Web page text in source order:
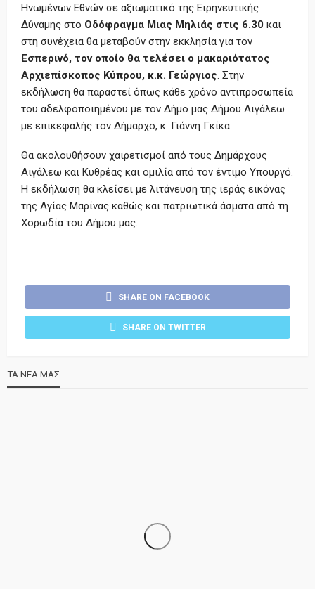
Ηνωμένων Εθνών σε αξιωματικό της Ειρηνευτικής
Δύναμης στο Οδόφραγμα Μιας Μηλιάς στις 6.30 και
στη συνέχεια θα μεταβούν στην εκκλησία για τον
Εσπερινό, τον οποίο θα τελέσει ο μακαριότατος
Αρχιεπίσκοπος Κύπρου, κ.κ. Γεώργιος. Στην
εκδήλωση θα παραστεί όπως κάθε χρόνο αντιπροσωπεία
του αδελφοποιημένου με τον Δήμο μας Δήμου Αιγάλεω
με επικεφαλής τον Δήμαρχο, κ. Γιάννη Γκίκα.
Θα ακολουθήσουν χαιρετισμοί από τους Δημάρχους
Αιγάλεω και Κυθρέας και ομιλία από τον έντιμο Υπουργό.
Η εκδήλωση θα κλείσει με λιτάνευση της ιεράς εικόνας
της Αγίας Μαρίνας καθώς και πατριωτικά άσματα από τη
Χορωδία του Δήμου μας.
SHARE ON FACEBOOK
SHARE ON TWITTER
ΤΑ ΝΕΑ ΜΑΣ